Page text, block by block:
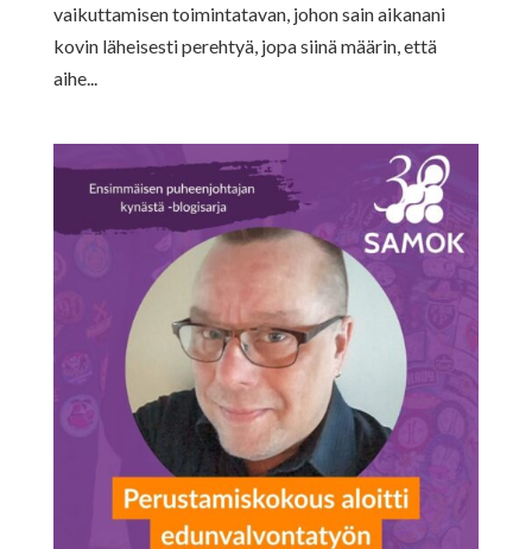
vaikuttamisen toimintatavan, johon sain aikanani
kovin läheisesti perehtyä, jopa siinä määrin, että
aihe...